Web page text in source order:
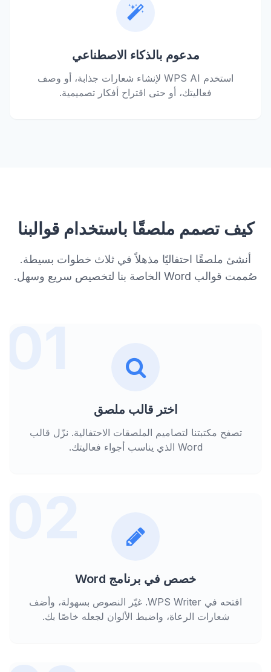
مدعوم بالذكاء الاصطناعي
استخدم WPS AI لإنشاء شعارات جذابة، أو وصف
فعاليتك، أو حتى اقتراح أفكار تصميمية.
كيف تصمم ملصقًا باستخدام قوالبنا
أنشئ ملصقًا احتفاليًا مذهلاً في ثلاث خطوات بسيطة.
صُممت قوالب Word الخاصة بنا لتخصيص سريع وسهل.
01
اختر قالب ملصق
تصفح مكتبتنا لتصاميم الملصقات الاحتفالية. نزّل قالب
Word الذي يناسب أجواء فعاليتك.
02
خصص في برنامج Word
افتحه في WPS Writer. غيّر النصوص بسهولة، وأضف
شعارات الرعاة، واضبط الألوان لجعله خاصًا بك.